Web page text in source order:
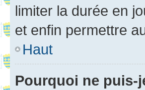
limiter la durée en
et enfin permettre
Haut
Pourquoi ne puis-